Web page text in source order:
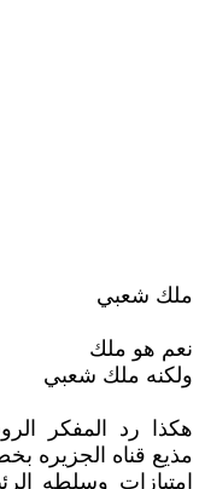
ملك شعبي
نعم هو ملك
ولكنه ملك شعبي
هكذا رد المفكر
مذيع قناه الجزيره
امتيازات وسلطه